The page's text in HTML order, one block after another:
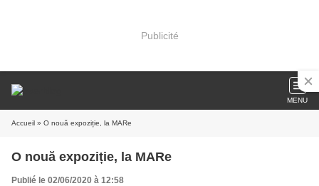
Publicité
MENU
Accueil » O nouă expoziție, la MARe
O nouă expoziție, la MARe
Publié le 02/06/2020 à 12:58